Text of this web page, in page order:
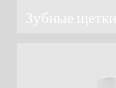
Зубные щетки